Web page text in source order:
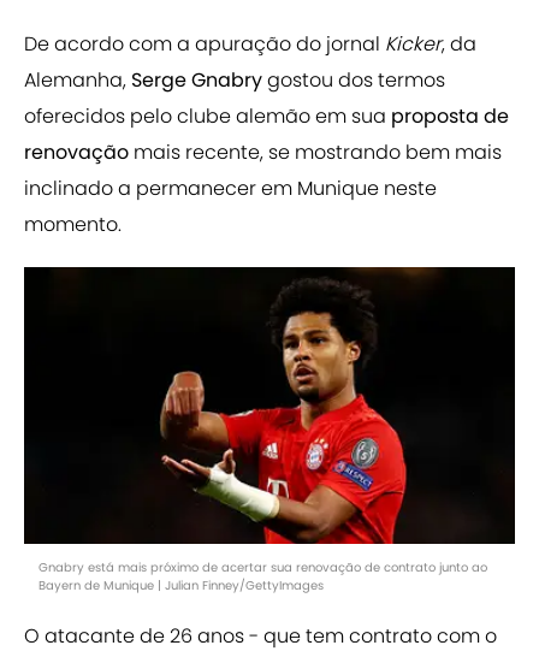
De acordo com a apuração do jornal Kicker, da
Alemanha, Serge Gnabrygostou dos termos
oferecidos pelo clube alemão em sua proposta de
renovação mais recente, se mostrando bem mais
inclinado a permanecer em Munique neste
momento.
Gnabry está mais próximo de acertar sua renovação de contrato junto ao
Bayern de Munique | Julian Finney/GettyImages
O atacante de 26 anos - que tem contrato com o